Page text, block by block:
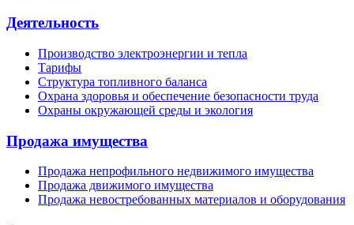
Деятельность
Производство электроэнергии и тепла
Тарифы
Структура топливного баланса
Охрана здоровья и обеспечение безопасности труда
Охраны окружающей среды и экология
Продажа имущества
Продажа непрофильного недвижимого имущества
Продажа движимого имущества
Продажа невостребованных материалов и оборудования